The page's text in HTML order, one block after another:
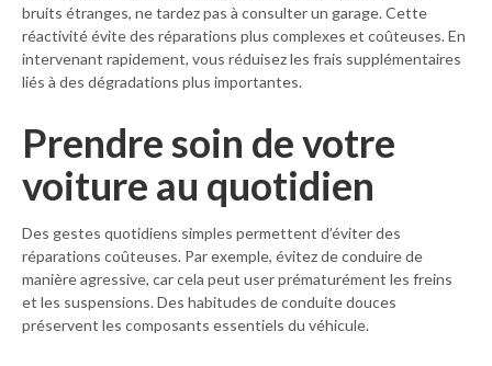
bruits étranges, ne tardez pas à consulter un garage. Cette
réactivité évite des réparations plus complexes et coûteuses. En
intervenant rapidement, vous réduisez les frais supplémentaires
liés à des dégradations plus importantes.
Prendre soin de votre
voiture au quotidien
Des gestes quotidiens simples permettent d’éviter des
réparations coûteuses. Par exemple, évitez de conduire de
manière agressive, car cela peut user prématurément les freins
et les suspensions. Des habitudes de conduite douces
préservent les composants essentiels du véhicule.